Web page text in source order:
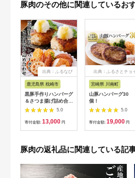
豚肉のその他に関連しているお
出典：ふるなび
鹿児島県 枕崎市
黒豚手作りハンバーグ
＆さつま揚げ詰め合わ
せ A3-141_ ハンバー
グ 豚肉 さつま揚げ 詰
合せ セット 食べ比べ
豚 _【配送不可地域：
5.0
寄付金額: 13,000 円
出典：ふるさとチョ
宮崎県 川南町
山豚ハンバーグ30
個！
5.0
寄付金額: 19,000 円
豚肉の返礼品に関連している記